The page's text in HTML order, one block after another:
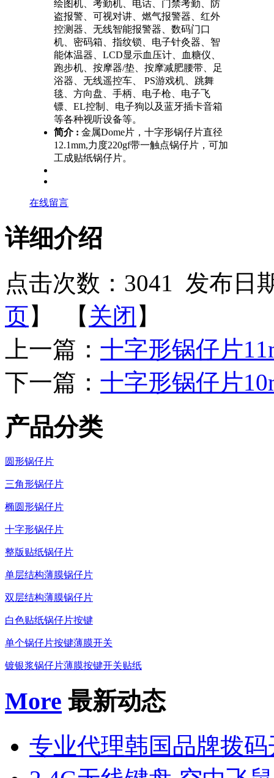
绘图机、考勤机、电话、门禁考勤、防
盗报警、可视对讲、燃气报警器、红外
控测器、无线智能报警器、数码门口
机、密码箱、指纹锁、电子针灸器、智
能体温器、LCD显示血压计、血糖仪、
跑步机、按摩器/垫、按摩减肥腰带、足
浴器、无线遥控车、 PS游戏机、跳舞
毯、方向盘、手柄、电子枪、电子飞
镖、EL控制、电子狗以及蓝牙插卡音箱
等各种视听设备等。
简介 : 金属Dome片，十字形锅仔片直径
12.1mm,力度220gf带一触点锅仔片，可加
工成贴纸锅仔片。
在线留言
详细介绍
点击次数： 3041 发布日
页】 【 关闭 】
上一篇： 十字形锅仔片
下一篇： 十字形锅仔片
产品分类
圆形锅仔片
三角形锅仔片
椭圆形锅仔片
十字形锅仔片
整版贴纸锅仔片
单层结构薄膜锅仔片
双层结构薄膜锅仔片
白色贴纸锅仔片按键
单个锅仔片按键薄膜开关
镀银浆锅仔片薄膜按键开关贴纸
More 最新动态
专业代理韩国品牌拨